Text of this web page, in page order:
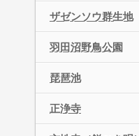
ザゼンソウ群生地
羽田沼野鳥公園
琵琶池
正浄寺